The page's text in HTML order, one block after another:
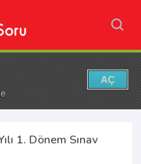
AÇ
1. Dönem Sınav